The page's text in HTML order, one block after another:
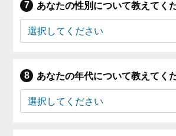
あなたの性別について教えてく
あなたの年代について教えてく